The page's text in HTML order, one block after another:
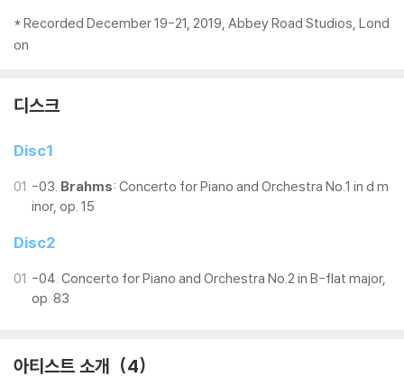
* Recorded December 19-21, 2019, Abbey Road Studios, Lond
on
디스크
Disc1
01 -03. Brahms: Concerto for Piano and Orchestra No.1 in d m
inor, op. 15
Disc2
01 -04. Concerto for Piano and Orchestra No.2 in B-flat major,
op. 83
아티스트 소개 4